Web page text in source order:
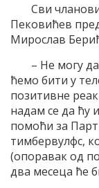
Сви
Пековићев
Мирослав
– Не могу
ћемо бити у
позитивне
надам се да ћу
помоћи за
тимбервулфс,
(опоравак од
два месеца ће